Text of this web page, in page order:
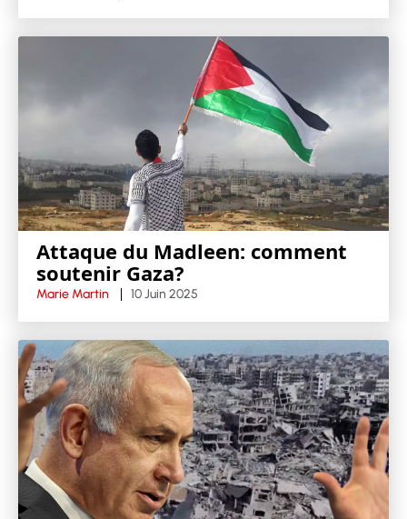
Attaque du Madleen: comment
soutenir Gaza?
Marie Martin 10 Juin 2025